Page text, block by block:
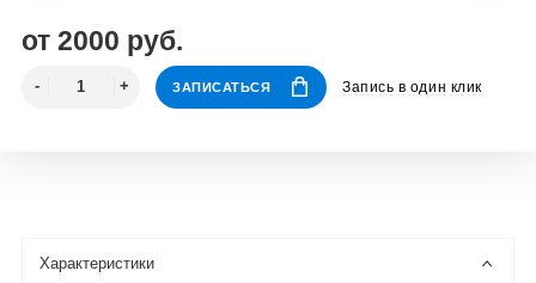
от 2000 руб.
ЗАПИСАТЬСЯ Запись в один клик
Характеристики